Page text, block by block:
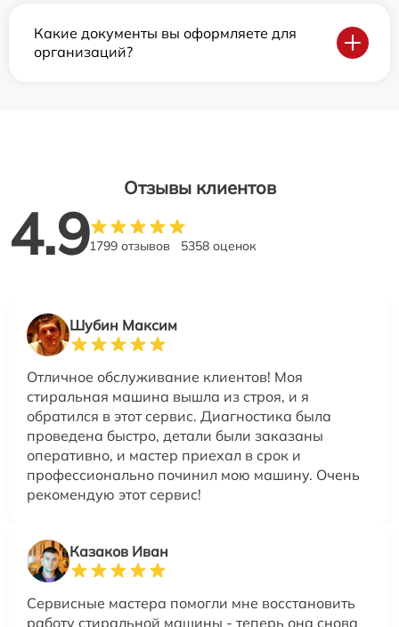
Какие документы вы оформляете для
организаций?
Отзывы клиентов
4.91799 отзывов 5358 оценок
Шубин Максим
Отличное обслуживание клиентов! Моя
стиральная машина вышла из строя, и я
обратился в этот сервис. Диагностика была
проведена быстро, детали были заказаны
оперативно, и мастер приехал в срок и
профессионально починил мою машину. Очень
рекомендую этот сервис!
Казаков Иван
Сервисные мастера помогли мне восстановить
работу стиральной машины - теперь она снова